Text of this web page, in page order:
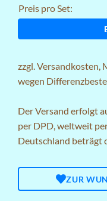
Preis pro Set:
zzgl.Versandkosten,
wegen
Der Versand erfolgt
per DPD, weltweit
Deutschland beträgt
ZUR